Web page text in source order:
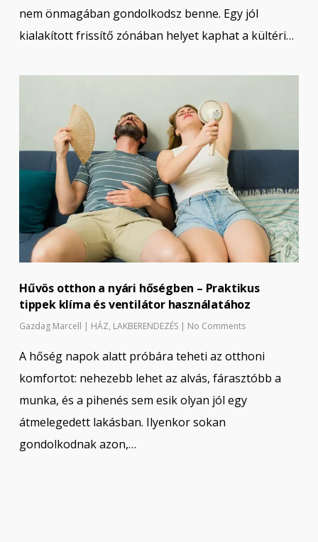
nem önmagában gondolkodsz benne. Egy jól
kialakított frissítő zónában helyet kaphat a kültéri…
Hűvös otthon a nyári hőségben – Praktikus
tippek klíma és ventilátor használatához
Gazdag Marcell | HÁZ, LAKBERENDEZÉS | No Comments
A hőség napok alatt próbára teheti az otthoni
komfortot: nehezebb lehet az alvás, fárasztóbb a
munka, és a pihenés sem esik olyan jól egy
átmelegedett lakásban. Ilyenkor sokan
gondolkodnak azon,…